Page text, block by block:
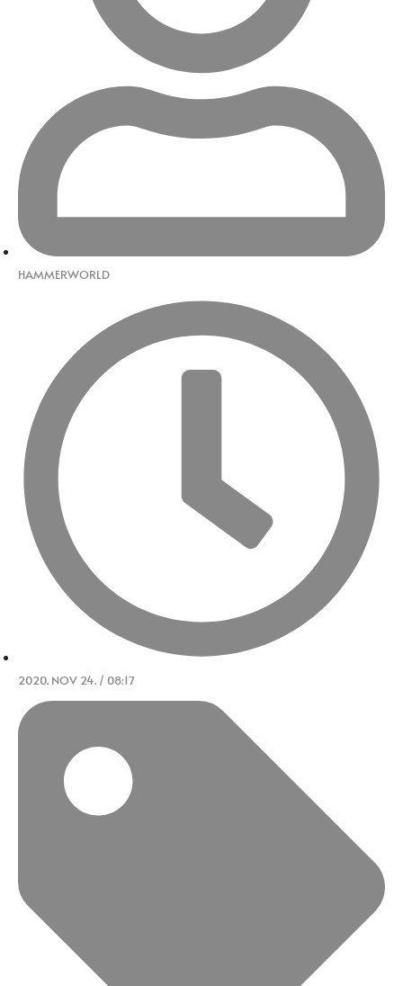
HAMMERWORLD
2020. NOV 24. / 08:17